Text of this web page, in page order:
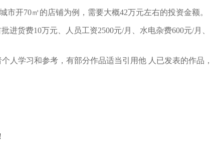
开70㎡的店铺为例，需要大概42万元左右的投资金额。
货费10万元、人员工资2500元/月、水电杂费600元/月、
人学习和参考，有部分作品适当引用他 人已发表的作品，